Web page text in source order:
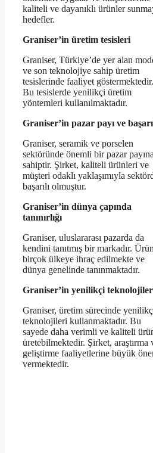
kaliteli ve dayanıklı ürünler
hedefler.
Graniser’in üretim tesisleri
Graniser, Türkiye’de yer alan
ve son teknolojiye sahip üretim
tesislerinde faaliyet göstermektedir.
Bu tesislerde yenilikçi üretim
yöntemleri kullanılmaktadır.
Graniser’in pazar payı ve
Graniser, seramik ve porselen
sektöründe önemli bir pazar
sahiptir. Şirket, kaliteli ürünleri ve
müşteri odaklı yaklaşımıyla
başarılı olmuştur.
Graniser’in dünya çapında
tanınırlığı
Graniser, uluslararası pazarda da
kendini tanıtmış bir markadır.
birçok ülkeye ihraç edilmekte ve
dünya genelinde tanınmaktadır.
Graniser’in yenilikçi
Graniser, üretim sürecinde
teknolojileri kullanmaktadır. Bu
sayede daha verimli ve kaliteli
üretebilmektedir. Şirket, araştırma
geliştirme faaliyetlerine büyük
vermektedir.